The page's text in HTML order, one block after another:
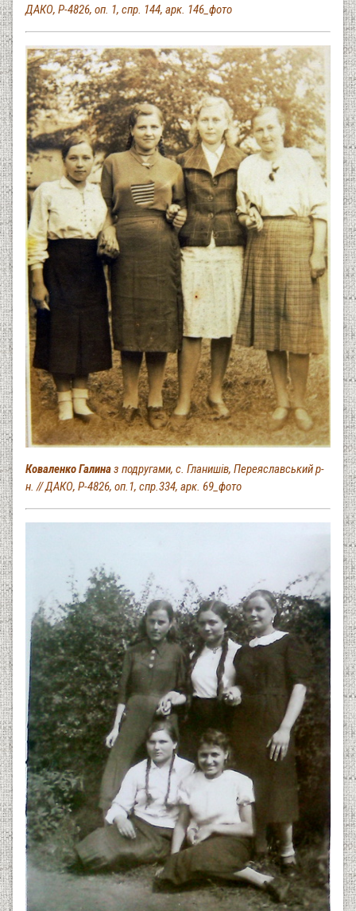
ДАКО, Р-4826, оп. 1, спр. 144, арк. 146_фото
Коваленко Галиназ подругами, с. Гланишів, Переяславський р-
н. // ДАКО, Р-4826, оп.1, спр.334, арк. 69_фото